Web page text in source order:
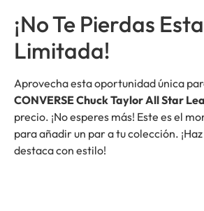
¡No Te Pierdas
Limitada!
Aprovecha esta oportunidad única
CONVERSE Chuck Taylor All Star
precio. ¡No esperes más! Este es el
para añadir un par a tu colección.
destaca con estilo!